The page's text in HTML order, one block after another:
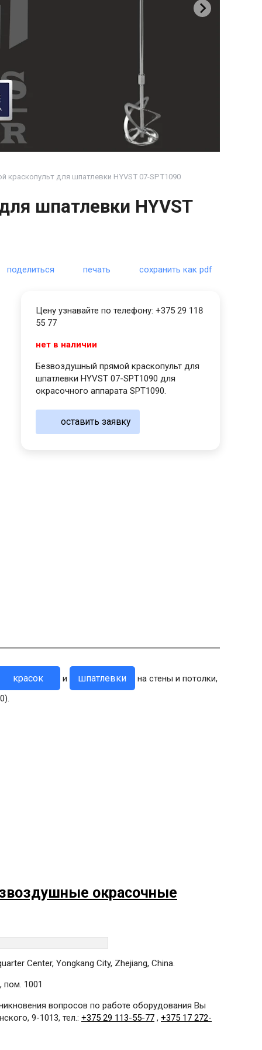
краскопульт для шпатлевки HYVST 07-SPT1090
шпатлевки HYVST
поделиться печать сохранить как pdf
Цену узнавайте по телефону: +375 29 118
55 77
нет в наличии
Безвоздушный прямой краскопульт для
шпатлевки HYVST 07-SPT1090 для
окрасочного аппарата SPT1090.
оставить заявку
красок и шпатлевки
на стены и потолки,
окрасочные
Center, Yongkang City, Zhejiang, China.
1001
вопросов по работе оборудования Вы
9-1013, тел.: +375 29 113-55-77 , +375 17 272-